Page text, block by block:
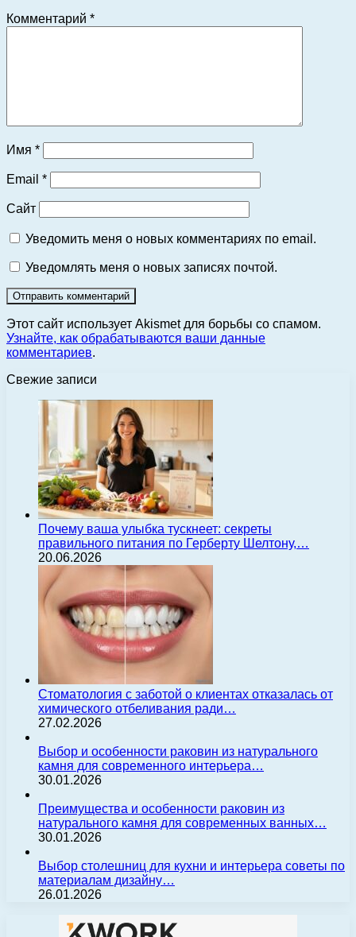
Комментарий *
Имя *
Email *
Сайт
Уведомить меня о новых комментариях по email.
Уведомлять меня о новых записях почтой.
Этот сайт использует Akismet для борьбы со спамом.
Узнайте, как обрабатываются ваши данные
комментариев.
Свежие записи
Почему ваша улыбка тускнеет: секреты
правильного питания по Герберту Шелтону,…
20.06.2026
Стоматология с заботой о клиентах отказалась от
химического отбеливания ради…
27.02.2026
Выбор и особенности раковин из натурального
камня для современного интерьера…
30.01.2026
Преимущества и особенности раковин из
натурального камня для современных ванных…
30.01.2026
Выбор столешниц для кухни и интерьера советы по
материалам дизайну…
26.01.2026